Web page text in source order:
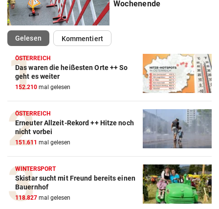
Wochenende
Gelesen(ausgewählt)Kommentiert
ÖSTERREICH
Das waren die heißesten Orte ++ So
geht es weiter
152.210 mal gelesen
ÖSTERREICH
Erneuter Allzeit-Rekord ++ Hitze noch
nicht vorbei
151.611 mal gelesen
WINTERSPORT
Skistar sucht mit Freund bereits einen
Bauernhof
118.827 mal gelesen